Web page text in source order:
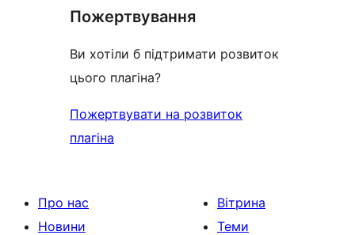
Пожертвування
Ви хотіли б підтримати розвиток
цього плагіна?
Пожертвувати на розвиток
плагіна
Про нас
Новини
Вітрина
Теми